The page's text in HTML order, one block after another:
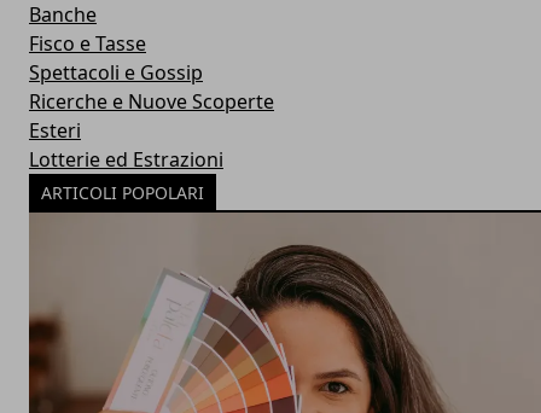
Banche
Fisco e Tasse
Spettacoli e Gossip
Ricerche e Nuove Scoperte
Esteri
Lotterie ed Estrazioni
ARTICOLI POPOLARI